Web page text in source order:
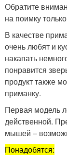
Обратите
на поимку
В качестве
очень любят и
накапать
понравится
продукт также
приманку.
Первая модель
действенной.
мышей –
Понадобятся: